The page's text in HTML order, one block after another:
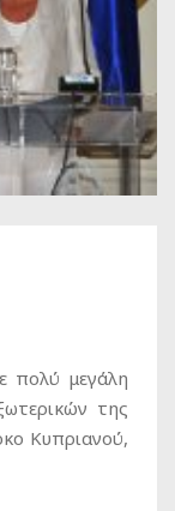
πολύ μεγάλη
της
Κυπριανού,